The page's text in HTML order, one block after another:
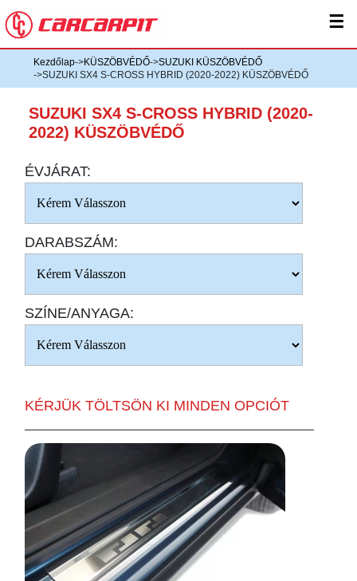
☰
Kezdőlap->KÜSZÖBVÉDŐ->SUZUKI KÜSZÖBVÉDŐ
->SUZUKI SX4 S-CROSS HYBRID (2020-2022) KÜSZÖBVÉDŐ
SUZUKI SX4 S-CROSS HYBRID (2020-
2022) KÜSZÖBVÉDŐ
ÉVJÁRAT:
DARABSZÁM:
SZÍNE/ANYAGA:
KÉRJÜK TÖLTSÖN KI MINDEN OPCIÓT